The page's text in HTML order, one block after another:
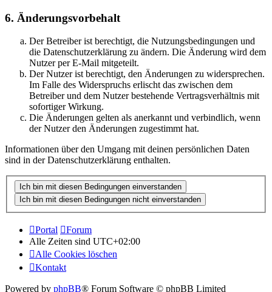
6. Änderungsvorbehalt
Der Betreiber ist berechtigt, die Nutzungsbedingungen und
die Datenschutzerklärung zu ändern. Die Änderung wird dem
Nutzer per E-Mail mitgeteilt.
Der Nutzer ist berechtigt, den Änderungen zu widersprechen.
Im Falle des Widerspruchs erlischt das zwischen dem
Betreiber und dem Nutzer bestehende Vertragsverhältnis mit
sofortiger Wirkung.
Die Änderungen gelten als anerkannt und verbindlich, wenn
der Nutzer den Änderungen zugestimmt hat.
Informationen über den Umgang mit deinen persönlichen Daten
sind in der Datenschutzerklärung enthalten.
Portal
Forum
Alle Zeiten sind UTC+02:00
Alle Cookies löschen
Kontakt
Powered by phpBB® Forum Software © phpBB Limited